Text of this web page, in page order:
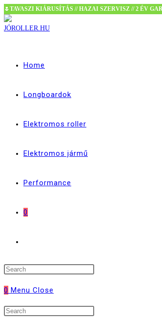
Skip
to
🌷TAVASZI KIÁRUSÍTÁS // HAZAI SZERVISZ // 2 ÉV
Home
Longboardok
Elektromos roller
Elektromos jármű
Performance
0
website
0 Menu Close